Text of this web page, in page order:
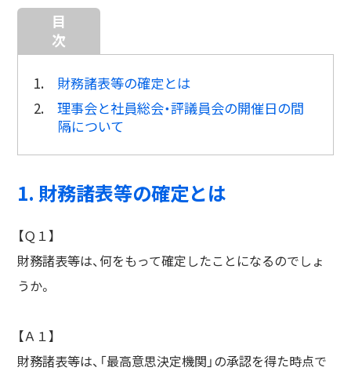
目
次
1. 財務諸表等の確定とは
2.理事会と社員総会・評議員会の開催日の間
隔について
1. 財務諸表等の確定とは
【Ｑ１】
財務諸表等は、何をもって確定したことになるのでしょ
うか。
【Ａ１】
財務諸表等は、「最高意思決定機関」の承認を得た時点で